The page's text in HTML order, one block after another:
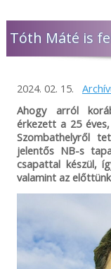
Tóth Máté is
2024. 02. 15.
Ahogy arról
érkezett a 25
Szombathelyről
jelentős NB-s
csapattal készül,
valamint az